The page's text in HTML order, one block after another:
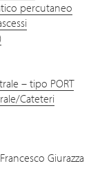
percutaneo
– tipo PORT
Cateteri
Giurazza